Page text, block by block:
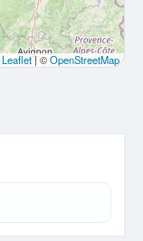
Leaflet| ©OpenStreetMap